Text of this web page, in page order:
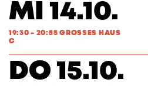
MI 14.10.
19:30 - 20:55 GROSSES HAUS
C
DO 15.10.